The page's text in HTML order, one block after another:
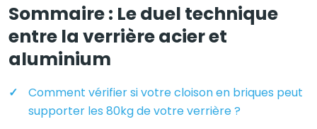
Sommaire : Le duel technique
entre la verrière acier et
aluminium
Comment vérifier si votre cloison en briques peut
supporter les 80kg de votre verrière ?